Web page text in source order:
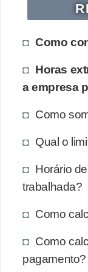
Como
Horas
a empresa
Como
Qual o
Horário
trabalhada?
Como
Como
pagamento?